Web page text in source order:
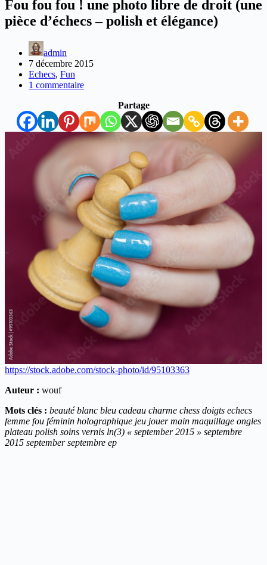
Fou fou fou ! une photo libre de droit (une
pièce d’échecs – polish et élégance)
admin
7 décembre 2015
Echecs, Fun
1 commentaire
Partage
https://stock.adobe.com/stock-photo/id/95103363
Auteur : wouf
Mots clés : beauté blanc bleu cadeau charme chess doigts echecs
femme fou féminin holographique jeu jouer main maquillage ongles
plateau polish soins vernis ln(3) « september 2015 » septembre
2015 september septembre ep